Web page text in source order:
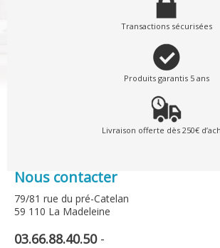
Transactions sécurisées
Produits garantis 5 ans
Livraison offerte dès 250€
Nous contacter
79/81 rue du pré-Catelan
59 110 La Madeleine
03.66.88.40.50-